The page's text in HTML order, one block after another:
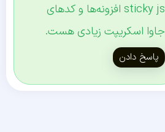
sticky js افزونه‌ها و کدهای
جاوا اسکریپت زیادی هست.
پاسخ دادن